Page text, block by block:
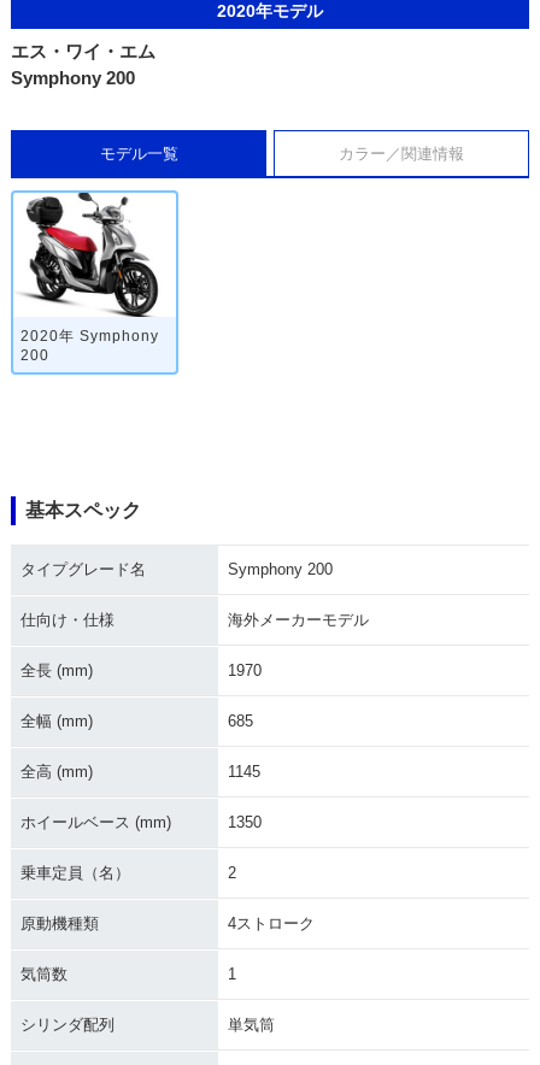
2020年モデル
エス・ワイ・エム
Symphony 200
モデル一覧 カラー／関連情報
2020年 Symphony
200
基本スペック
タイプグレード名 Symphony 200
仕向け・仕様 海外メーカーモデル
全長 (mm) 1970
全幅 (mm) 685
全高 (mm) 1145
ホイールベース (mm) 1350
乗車定員（名） 2
原動機種類 4ストローク
気筒数 1
シリンダ配列 単気筒